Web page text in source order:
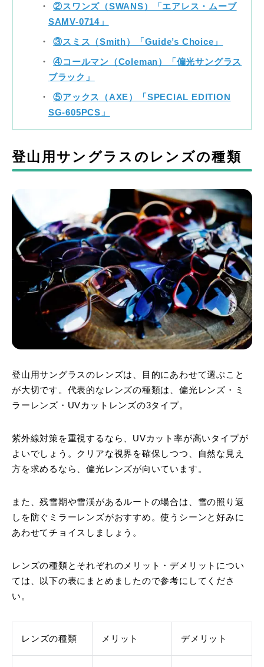
②スワンズ（SWANS）「エアレス・ムーブ
SAMV-0714」
③スミス（Smith）「Guide’s Choice」
④コールマン（Coleman）「偏光サングラス
ブラック」
⑤アックス（AXE）「SPECIAL EDITION
SG-605PCS」
登山用サングラスのレンズの種類
登山用サングラスのレンズは、目的にあわせて選ぶこと
が大切です。代表的なレンズの種類は、偏光レンズ・ミ
ラーレンズ・UVカットレンズの3タイプ。
紫外線対策を重視するなら、UVカット率が高いタイプが
よいでしょう。クリアな視界を確保しつつ、自然な見え
方を求めるなら、偏光レンズが向いています。
また、残雪期や雪渓があるルートの場合は、雪の照り返
しを防ぐミラーレンズがおすすめ。使うシーンと好みに
あわせてチョイスしましょう。
レンズの種類とそれぞれのメリット・デメリットについ
ては、以下の表にまとめましたので参考にしてくださ
い。
レンズの種類 メリット デメリット